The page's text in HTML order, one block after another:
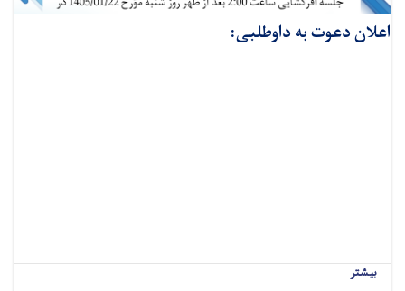
اعلان دعوت به داوطلبی:
بیشتر